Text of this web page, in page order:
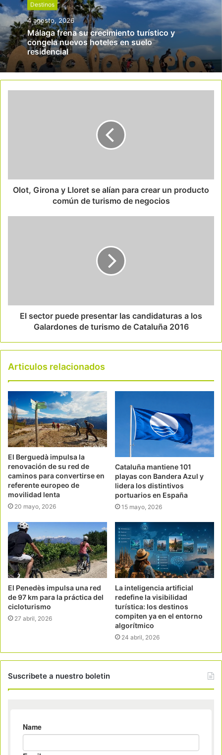
Destinos
4 agosto, 2026
Málaga frena su crecimiento turístico y
congela nuevos hoteles en suelo
residencial
Olot, Girona y Lloret se alían para crear un producto
común de turismo de negocios
El sector puede presentar las candidaturas a los
Galardones de turismo de Cataluña 2016
Articulos relacionados
El Berguedà impulsa la
renovación de su red de
caminos para convertirse en
referente europeo de
movilidad lenta
20 mayo, 2026
Cataluña mantiene 101
playas con Bandera Azul y
lidera los distintivos
portuarios en España
15 mayo, 2026
El Penedès impulsa una red
de 97 km para la práctica del
cicloturismo
27 abril, 2026
La inteligencia artificial
redefine la visibilidad
turística: los destinos
compiten ya en el entorno
algorítmico
24 abril, 2026
Suscribete a nuestro boletin